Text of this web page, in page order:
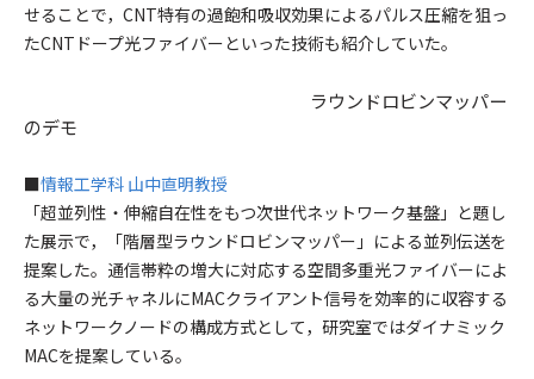
せることで，CNT特有の過飽和吸収効果によるパルス圧縮を狙っ
たCNTドープ光ファイバーといった技術も紹介していた。
ラウンドロビンマッパー
のデモ
■情報工学科 山中直明教授
「超並列性・伸縮自在性をもつ次世代ネットワーク基盤」と題し
た展示で，「階層型ラウンドロビンマッパー」による並列伝送を
提案した。通信帯粋の増大に対応する空間多重光ファイバーによ
る大量の光チャネルにMACクライアント信号を効率的に収容する
ネットワークノードの構成方式として，研究室ではダイナミック
MACを提案している。